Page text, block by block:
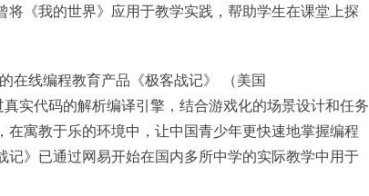
将《我的世界》应用于教学实践，帮助学生在课堂上探
在线编程教育产品《极客战记》 （美国
实代码的解析编译引擎，结合游戏化的场景设计和任务
在寓教于乐的环境中，让中国青少年更快速地掌握编程
记》已通过网易开始在国内多所中学的实际教学中用于